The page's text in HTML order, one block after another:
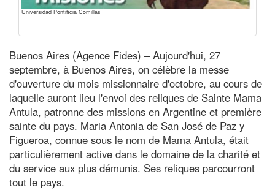
Universidad Pontificia Comillas
Buenos Aires (Agence Fides) – Aujourd'hui, 27
septembre, à Buenos Aires, on célèbre la messe
d'ouverture du mois missionnaire d'octobre, au cours de
laquelle auront lieu l'envoi des reliques de Sainte Mama
Antula, patronne des missions en Argentine et première
sainte du pays. Maria Antonia de San José de Paz y
Figueroa, connue sous le nom de Mama Antula, était
particulièrement active dans le domaine de la charité et
du service aux plus démunis. Ses reliques parcourront
tout le pays.